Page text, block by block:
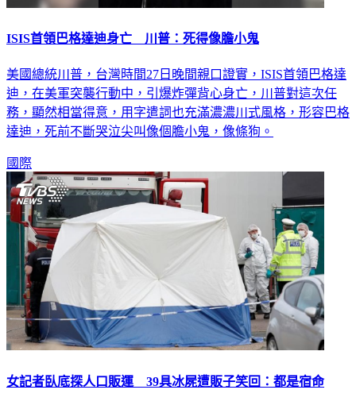
ISIS首領巴格達迪身亡 川普：死得像膽小鬼
美國總統川普，台灣時間27日晚間親口證實，ISIS首領巴格達
迪，在美軍突襲行動中，引爆炸彈背心身亡，川普對這次任
務，顯然相當得意，用字遣詞也充滿濃濃川式風格，形容巴格
達迪，死前不斷哭泣尖叫像個膽小鬼，像條狗。
國際
女記者臥底探人口販運 39具冰屍遭販子笑回：都是宿命